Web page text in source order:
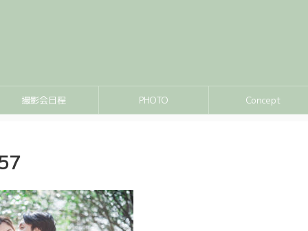
撮影会日程 PHOTO Concept